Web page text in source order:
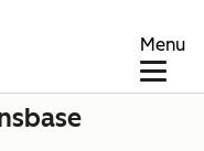
Menu